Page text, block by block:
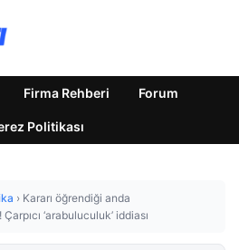
Firma Rehberi Forum
Politikası
› Kararı öğrendiği anda
‘arabuluculuk’ iddiası